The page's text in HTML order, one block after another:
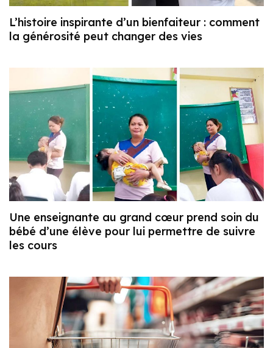
L’histoire inspirante d’un bienfaiteur : comment
la générosité peut changer des vies
Une enseignante au grand cœur prend soin du
bébé d’une élève pour lui permettre de suivre
les cours